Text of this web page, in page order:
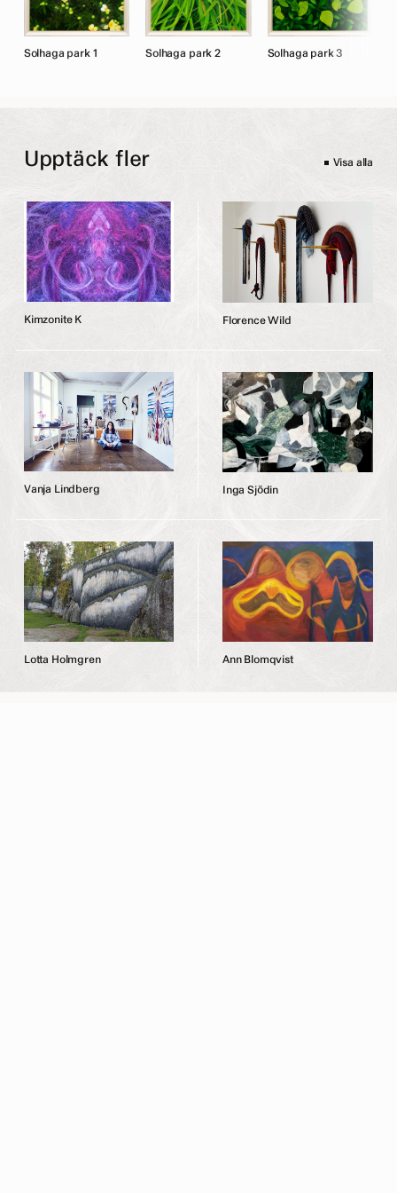
Solhaga park 1 Solhaga park 2 Solhaga park 3
Upptäck fler Visa alla
Kimzonite K FlorenceWild
Vanja Lindberg Inga Sjödin
Lotta Holmgren Ann Blomqvist